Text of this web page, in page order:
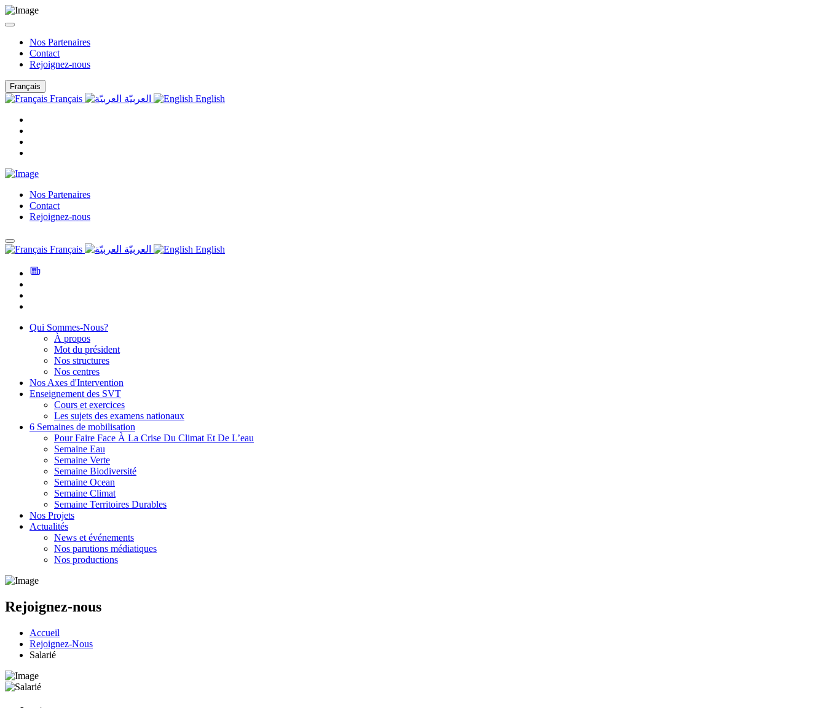
Nos Partenaires
Contact
Rejoignez-nous
Français
Français English
Nos Partenaires
Contact
Rejoignez-nous
Français English
Qui Sommes-Nous?
À propos
Mot du président
Nos structures
Nos centres
Nos Axes d'Intervention
Enseignement des SVT
Cours et exercices
Les sujets des examens nationaux
6 Semaines de mobilisation
Pour Faire Face À La Crise Du Climat Et De L’eau
Semaine Eau
Semaine Verte
Semaine Biodiversité
Semaine Ocean
Semaine Climat
Semaine Territoires Durables
Nos Projets
Actualités
News et événements
Nos parutions médiatiques
Nos productions
Rejoignez-nous
Accueil
Rejoignez-Nous
Salarié